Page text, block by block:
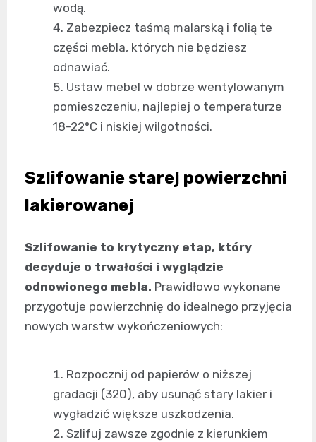
wodą.
Zabezpiecz taśmą malarską i folią te
części mebla, których nie będziesz
odnawiać.
Ustaw mebel w dobrze wentylowanym
pomieszczeniu, najlepiej o temperaturze
18-22°C i niskiej wilgotności.
Szlifowanie starej powierzchni
lakierowanej
Szlifowanie to krytyczny etap, który
decyduje o trwałości i wyglądzie
odnowionego mebla. Prawidłowo wykonane
przygotuje powierzchnię do idealnego przyjęcia
nowych warstw wykończeniowych:
Rozpocznij od papierów o niższej
gradacji (320), aby usunąć stary lakier i
wygładzić większe uszkodzenia.
Szlifuj zawsze zgodnie z kierunkiem